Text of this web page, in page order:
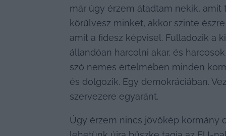
már úgy érzem átadtam nekik,
körülvesz minket, akkor szinte
amit a fidesz képvisel. Fulladozik a
állandóan harcolni akar, és
szó nemes értelmében minden
és dolgozik. Egy demokráciában.
szervezere egyaránt.
Úgy érzem nincs jövőkép kormány